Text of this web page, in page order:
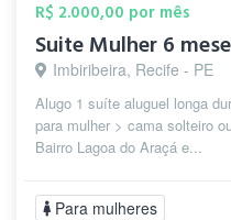
R$ 2.000,00 por mês
Suite Mulher 6
Imbiribeira, Recife - PE
Alugo 1 suíte aluguel longa
para mulher > cama solteiro
Bairro Lagoa do Araçá e...
Para mulheres